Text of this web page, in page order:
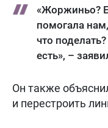
«Жоржиньо?
помогала
что
есть», –
Он также
и перестроить